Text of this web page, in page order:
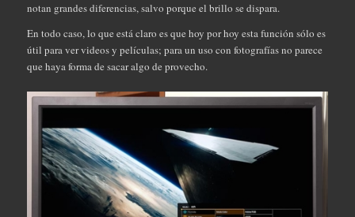
notan grandes diferencias, salvo porque el brillo se dispara.
En todo caso, lo que está claro es que hoy por hoy esta función sólo es
útil para ver videos y películas; para un uso con fotografías no parece
que haya forma de sacar algo de provecho.